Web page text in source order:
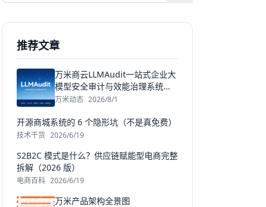
推荐文章
万米商云LLMAudit一站式企业大
模型安全审计与效能治理系统发
布
万米动态 2026/8/1
开源商城系统的 6 个隐形坑（不是真免费）
技术干货 2026/6/19
S2B2C 模式是什么？供应链赋能型电商完整
拆解（2026 版）
电商百科 2026/6/19
万米产品架构全景图